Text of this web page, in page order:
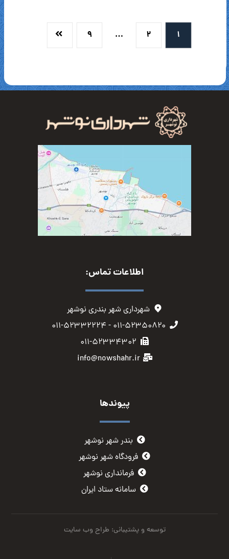
۱ ۲ … ۹
اطلاعات تماس:
شهرداری شهر بندری نوشهر
۰۱۱-۵۲۳۵۰۸۲۰ - ۰۱۱-۵۲۳۳۲۲۲۴
۰۱۱-۵۲۳۳۴۳۰۲
info@nowshahr.ir
پیوندها
بندر شهر نوشهر
فرودگاه شهر نوشهر
فرمانداری نوشهر
سامانه ستاد ایران
توسعه و پشتیبانی: طراح وب سایت